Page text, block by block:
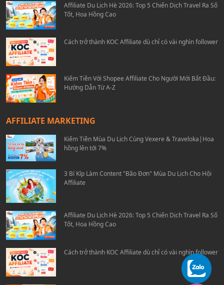
Affiliate Du Lịch Hè 2026: Top 5 Chiến Dịch Travel Ra Số
Tốt, Hoa Hồng Cao
Cách trở thành KOC Affiliate dù chỉ có vài nghìn follower
Kiếm Tiền Với Shopee Affiliate Cho Người Mới Bắt Đầu:
Hướng Dẫn Từ A-Z
AFFILIATE MARKETING
Kiếm Tiền Mùa Du Lịch Cùng Vexere & Traveloka|Hoa
hồng lên tới 7%
3 Bí Kíp Làm Content "Bão Đơn" Mùa Du Lịch Cho Hội
Affiliate
Affiliate Du Lịch Hè 2026: Top 5 Chiến Dịch Travel Ra Số
Tốt, Hoa Hồng Cao
Cách trở thành KOC Affiliate dù chỉ có vài nghìn follower